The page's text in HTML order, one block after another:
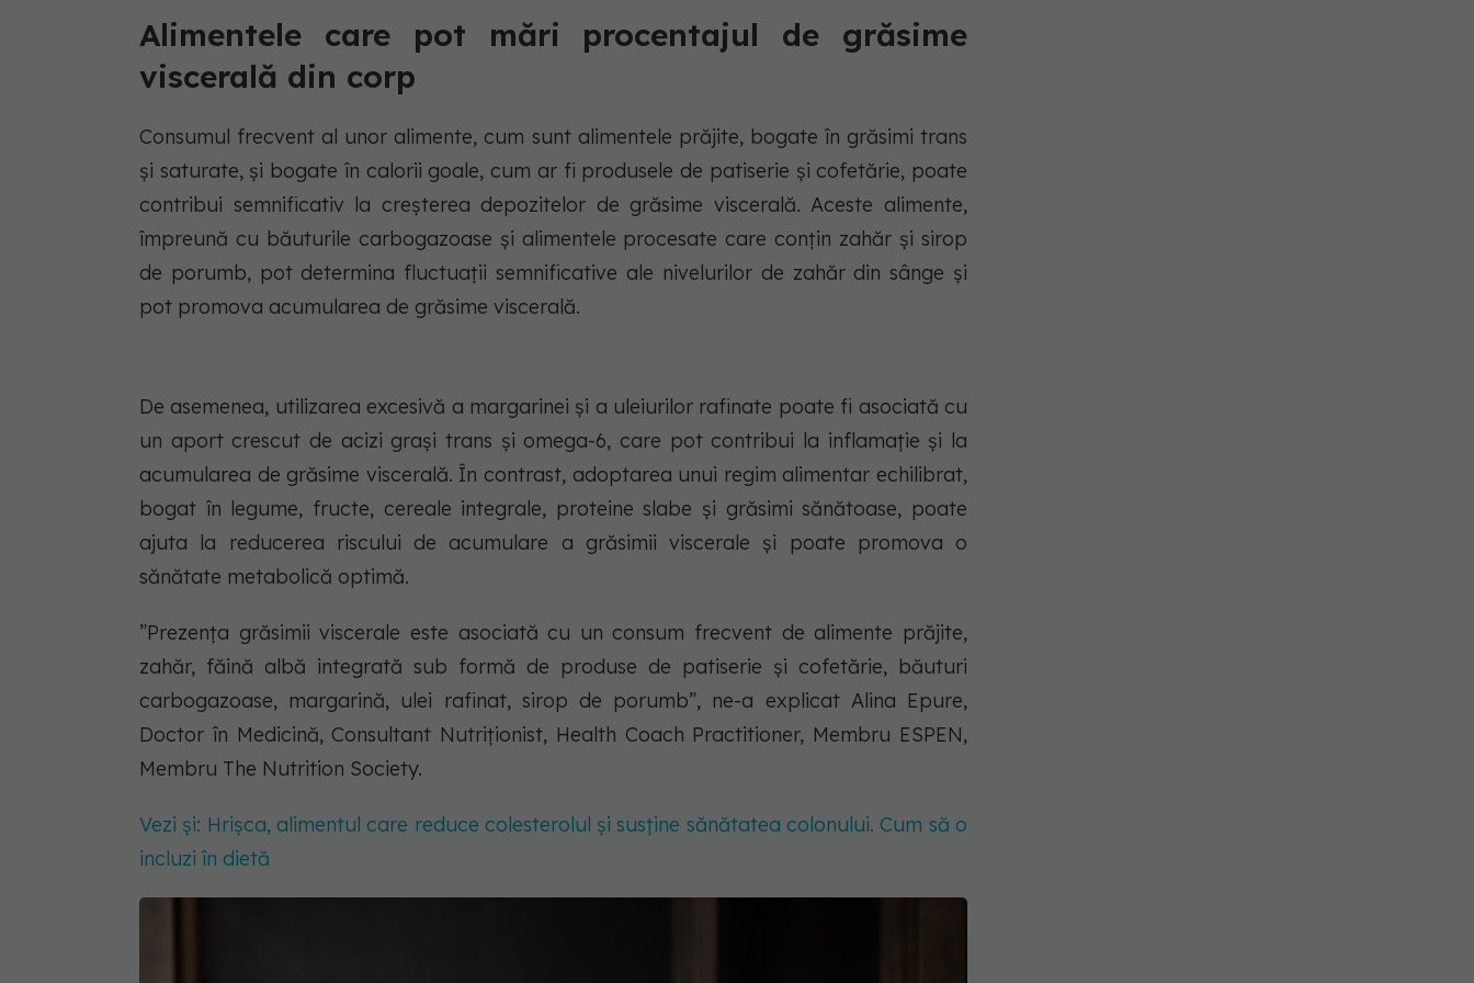
Alimentele care pot mări procentajul de grăsime
viscerală din corp
Consumul frecvent al unor alimente, cum sunt alimentele prăjite, bogate în grăsimi trans
și saturate, și bogate în calorii goale, cum ar fi produsele de patiserie și cofetărie, poate
contribui semnificativ la creșterea depozitelor de grăsime viscerală. Aceste alimente,
împreună cu băuturile carbogazoase și alimentele procesate care conțin zahăr și sirop
de porumb, pot determina fluctuații semnificative ale nivelurilor de zahăr din sânge și
pot promova acumularea de grăsime viscerală.
De asemenea, utilizarea excesivă a margarinei și a uleiurilor rafinate poate fi asociată cu
un aport crescut de acizi grași trans și omega-6, care pot contribui la inflamație și la
acumularea de grăsime viscerală. În contrast, adoptarea unui regim alimentar echilibrat,
bogat în legume, fructe, cereale integrale, proteine slabe și grăsimi sănătoase, poate
ajuta la reducerea riscului de acumulare a grăsimii viscerale și poate promova o
sănătate metabolică optimă.
”Prezența grăsimii viscerale este asociată cu un consum frecvent de alimente prăjite,
zahăr, făină albă integrată sub formă de produse de patiserie și cofetărie, băuturi
carbogazoase, margarină, ulei rafinat, sirop de porumb”, ne-a explicat Alina Epure,
Doctor în Medicină, Consultant Nutriționist, Health Coach Practitioner, Membru ESPEN,
Membru The Nutrition Society.
Vezi și: Hrișca, alimentul care reduce colesterolul și susține sănătatea colonului. Cum să o
incluzi în dietă